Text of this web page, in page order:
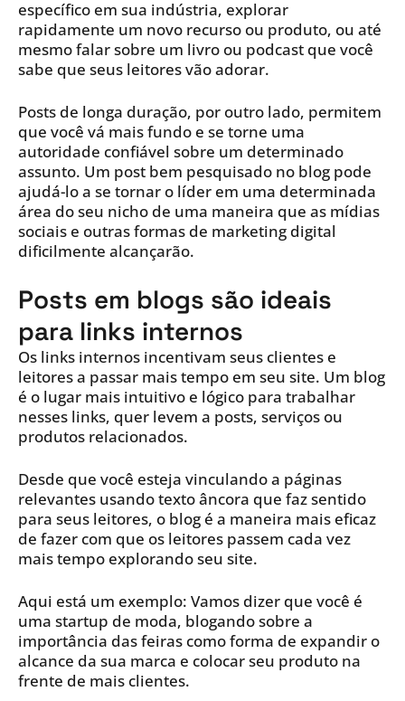
específico em sua indústria, explorar
rapidamente um novo recurso ou produto, ou até
mesmo falar sobre um livro ou podcast que você
sabe que seus leitores vão adorar.
Posts de longa duração, por outro lado, permitem
que você vá mais fundo e se torne uma
autoridade confiável sobre um determinado
assunto. Um post bem pesquisado no blog pode
ajudá-lo a se tornar o líder em uma determinada
área do seu nicho de uma maneira que as mídias
sociais e outras formas de marketing digital
dificilmente alcançarão.
Posts em blogs são ideais
para links internos
Os links internos incentivam seus clientes e
leitores a passar mais tempo em seu site. Um blog
é o lugar mais intuitivo e lógico para trabalhar
nesses links, quer levem a posts, serviços ou
produtos relacionados.
Desde que você esteja vinculando a páginas
relevantes usando texto âncora que faz sentido
para seus leitores, o blog é a maneira mais eficaz
de fazer com que os leitores passem cada vez
mais tempo explorando seu site.
Aqui está um exemplo: Vamos dizer que você é
uma startup de moda, blogando sobre a
importância das feiras como forma de expandir o
alcance da sua marca e colocar seu produto na
frente de mais clientes.